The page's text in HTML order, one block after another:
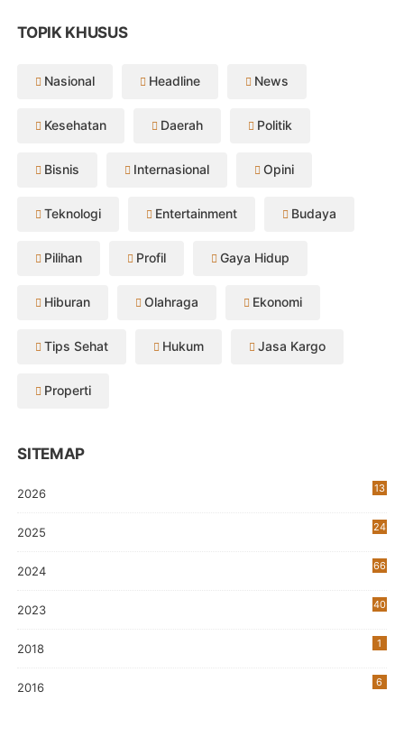
TOPIK KHUSUS
Nasional Headline News
Kesehatan Daerah Politik
Bisnis Internasional Opini
Teknologi Entertainment Budaya
Pilihan Profil Gaya Hidup
Hiburan Olahraga Ekonomi
Tips Sehat Hukum Jasa Kargo
Properti
SITEMAP
2026 13
2025 24
2024 66
2023
40
2018 1
2016 6